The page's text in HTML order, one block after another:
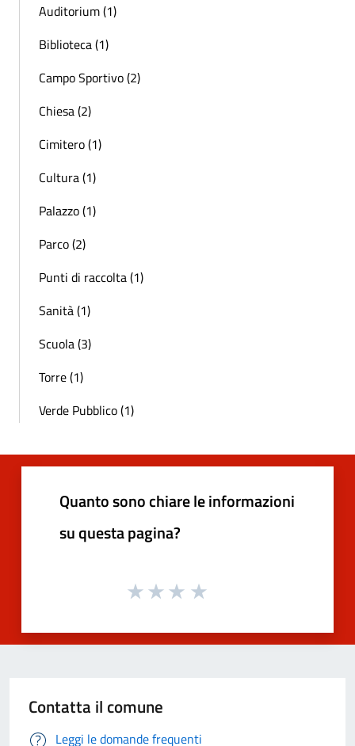
Auditorium (1)
Biblioteca (1)
Campo Sportivo (2)
Chiesa (2)
Cimitero (1)
Cultura (1)
Palazzo (1)
Parco (2)
Punti di raccolta (1)
Sanità (1)
Scuola (3)
Torre (1)
Verde Pubblico (1)
Quanto sono chiare le informazioni
su questa pagina?
Contatta il comune
Leggi le domande frequenti